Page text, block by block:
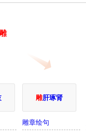
雕
雕肝琢肾
雕章绘句